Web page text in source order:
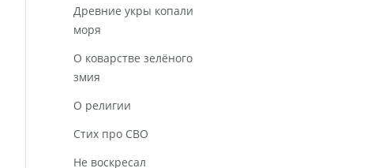
Древние укры копали
моря
О коварстве зелёного
змия
О религии
Стих про СВО
Не воскресал